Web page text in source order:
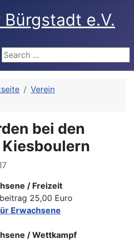
Search ...
Verein
bei den
/ Freizeit
25,00 Euro
Erwachsene
/ Wettkampf